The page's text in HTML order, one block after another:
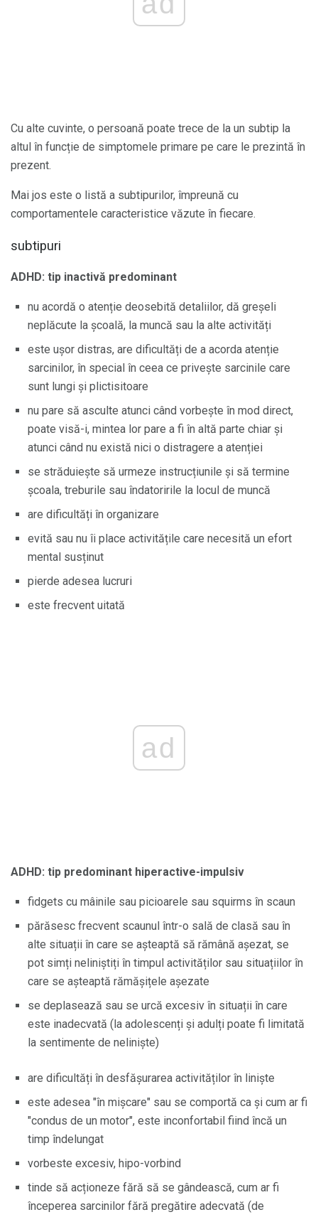
Cu alte cuvinte, o persoană poate trece de la un subtip la
altul în funcție de simptomele primare pe care le prezintă în
prezent.
Mai jos este o listă a subtipurilor, împreună cu
comportamentele caracteristice văzute în fiecare.
subtipuri
ADHD: tip inactivă predominant
nu acordă o atenție deosebită detaliilor, dă greșeli
neplăcute la școală, la muncă sau la alte activități
este ușor distras, are dificultăți de a acorda atenție
sarcinilor, în special în ceea ce privește sarcinile care
sunt lungi și plictisitoare
nu pare să asculte atunci când vorbește în mod direct,
poate visă-i, mintea lor pare a fi în altă parte chiar și
atunci când nu există nici o distragere a atenției
se străduiește să urmeze instrucțiunile și să termine
școala, treburile sau îndatoririle la locul de muncă
are dificultăți în organizare
evită sau nu îi place activitățile care necesită un efort
mental susținut
pierde adesea lucruri
este frecvent uitată
ad
ADHD: tip predominant hiperactive-impulsiv
fidgets cu mâinile sau picioarele sau squirms în scaun
părăsesc frecvent scaunul într-o sală de clasă sau în
alte situații în care se așteaptă să rămână așezat, se
pot simți neliniștiți în timpul activităților sau situațiilor în
care se așteaptă rămășițele așezate
se deplasează sau se urcă excesiv în situații în care
este inadecvată (la adolescenți și adulți poate fi limitată
la sentimente de neliniște)
are dificultăți în desfășurarea activităților în liniște
este adesea "în mișcare" sau se comportă ca și cum ar fi
"condus de un motor", este inconfortabil fiind încă un
timp îndelungat
vorbeste excesiv, hipo-vorbind
tinde să acționeze fără să se gândească, cum ar fi
începerea sarcinilor fără pregătire adecvată (de